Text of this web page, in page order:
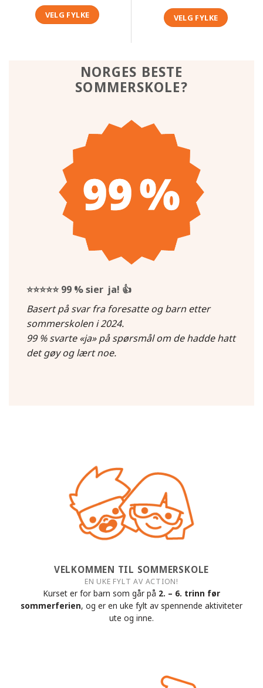
VELG FYLKE VELG FYLKE
NORGES BESTE
SOMMERSKOLE?
⭐⭐⭐⭐⭐99 % sier ja! 👍
Basert på svar fra foresatte og barn etter
sommerskolen i 2024.
99 % svarte «ja» på spørsmål om de hadde hatt
det gøy og lært noe.
VELKOMMEN TIL SOMMERSKOLE
EN UKE FYLT AV ACTION!
Kurset er for barn som går på 2. – 6. trinn før
sommerferien, og er en uke fylt av spennende aktiviteter
ute og inne.